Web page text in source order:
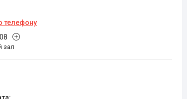
телефону
зал